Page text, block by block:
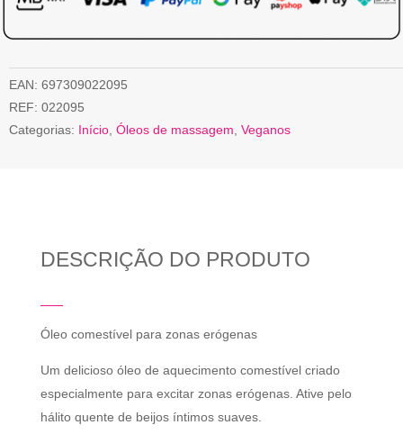
EAN: 697309022095
REF: 022095
Categorias: Início Óleos de massagem Veganos
DESCRIÇÃO DO PRODUTO
Óleo comestível para zonas erógenas
Um delicioso óleo de aquecimento comestível criado
especialmente para excitar zonas erógenas. Ative pelo
hálito quente de beijos íntimos suaves.